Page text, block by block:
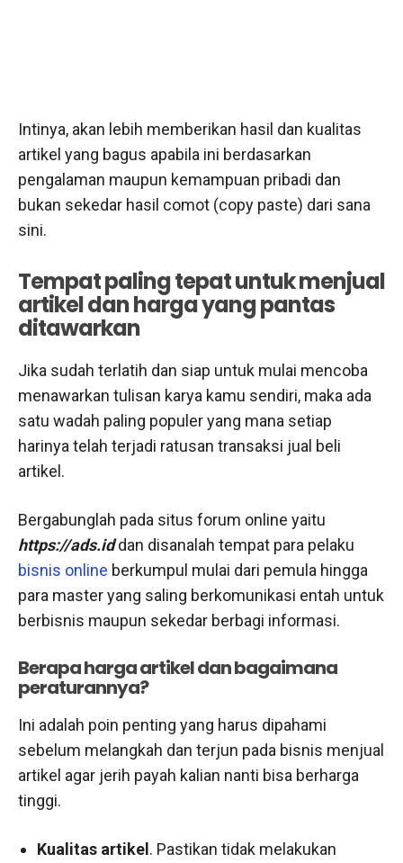
Intinya, akan lebih memberikan hasil dan kualitas
artikel yang bagus apabila ini berdasarkan
pengalaman maupun kemampuan pribadi dan
bukan sekedar hasil comot (copy paste) dari sana
sini.
Tempat paling tepat untuk menjual
artikel dan harga yang pantas
ditawarkan
Jika sudah terlatih dan siap untuk mulai mencoba
menawarkan tulisan karya kamu sendiri, maka ada
satu wadah paling populer yang mana setiap
harinya telah terjadi ratusan transaksi jual beli
artikel.
Bergabunglah pada situs forum online yaitu
https://ads.iddan disanalah tempat para pelaku
bisnis online berkumpul mulai dari pemula hingga
para master yang saling berkomunikasi entah untuk
berbisnis maupun sekedar berbagi informasi.
Berapa harga artikel dan bagaimana
peraturannya?
Ini adalah poin penting yang harus dipahami
sebelum melangkah dan terjun pada bisnis menjual
artikel agar jerih payah kalian nanti bisa berharga
tinggi.
Kualitas artikel. Pastikan tidak melakukan